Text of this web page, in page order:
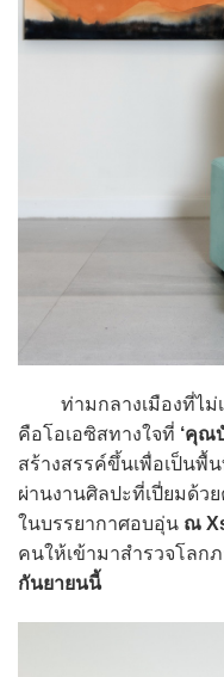
ท่ามกลางเมืองที่ไม่เ
คือโอเอซิสทางใจที่ ‘คุณ
สร้างสรรค์ขึ้นเพื่อเป็นพื้
ผ่านงานศิลปะที่เปี่ยมด้ว
ในบรรยากาศอบอุ่น ณ
คนให้เข้ามาสำรวจโลก
กันยายนนี้